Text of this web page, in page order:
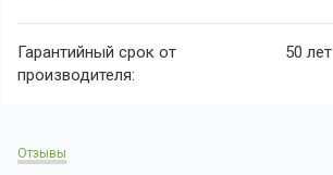
Гарантийный срок от
производителя:
50 лет
Отзывы